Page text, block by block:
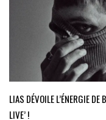
LIAS DÉVOILE L’ÉNERGIE
LIVE’ !